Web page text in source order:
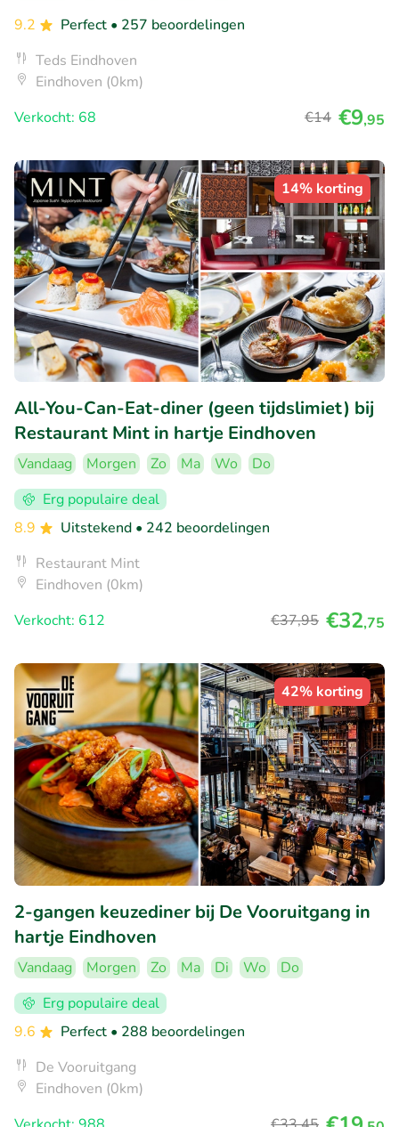
9.2
Perfect • 257 beoordelingen
Teds Eindhoven
Eindhoven (0km)
Verkocht: 68
€14 €9,95
14% korting
All-You-Can-Eat-diner (geen tijdslimiet) bij
Restaurant Mint in hartje Eindhoven
Vandaag Morgen Zo Ma Wo
Do
Erg populaire deal
8.9
Uitstekend • 242 beoordelingen
Restaurant Mint
Eindhoven (0km)
Verkocht: 612
€37,95 €32,75
42% korting
2-gangen keuzediner bij De Vooruitgang in
hartje Eindhoven
Vandaag Morgen Zo Ma Di Wo
Do
Erg populaire deal
9.6
Perfect • 288 beoordelingen
De Vooruitgang
Eindhoven (0km)